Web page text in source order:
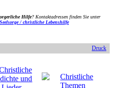
Hilfe? Kontaktadressen finden Sie unter
Seelsorge / christliche Lebenshilfe
Druck